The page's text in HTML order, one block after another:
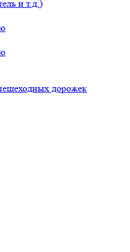
и т.д.)
дорожек